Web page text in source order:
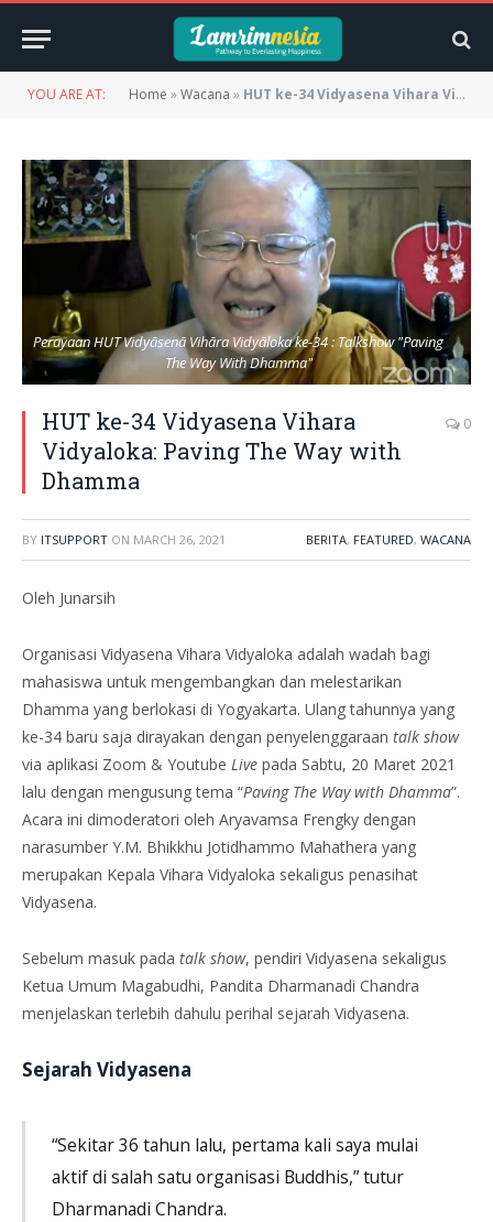
YOU ARE AT: Home »Wacana » HUT ke-34 Vidyasena Vihara Vidyaloka: Paving The Way with Dhamma
Perayaan HUT Vidyāsenā Vihāra Vidyāloka ke-34 : Talkshow "Paving
The Way With Dhamma"
HUT ke-34 Vidyasena Vihara
Vidyaloka: Paving The Way with
Dhamma
0
BY ITSUPPORT ON MARCH 26, 2021 BERITA, FEATURED, WACANA
Oleh Junarsih
Organisasi Vidyasena Vihara Vidyaloka adalah wadah bagi
mahasiswa untuk mengembangkan dan melestarikan
Dhamma yang berlokasi di Yogyakarta. Ulang tahunnya yang
ke-34 baru saja dirayakan dengan penyelenggaraan talk show
via aplikasi Zoom & Youtube Live pada Sabtu, 20 Maret 2021
lalu dengan mengusung tema “Paving The Way with Dhamma”.
Acara ini dimoderatori oleh Aryavamsa Frengky dengan
narasumber Y.M. Bhikkhu Jotidhammo Mahathera yang
merupakan Kepala Vihara Vidyaloka sekaligus penasihat
Vidyasena.
Sebelum masuk pada talk show, pendiri Vidyasena sekaligus
Ketua Umum Magabudhi, Pandita Dharmanadi Chandra
menjelaskan terlebih dahulu perihal sejarah Vidyasena.
Sejarah Vidyasena
“Sekitar 36 tahun lalu, pertama kali saya mulai
aktif di salah satu organisasi Buddhis,” tutur
Dharmanadi Chandra.